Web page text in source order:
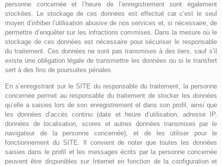
personne concernée et l’heure de l’enregistrement sont également
stockées. Le stockage de ces données est effectué car c’est le seul
moyen d’inhiber l’utilisation abusive de nos services et, si nécessaire, de
permettre d’enquêter sur les infractions commises. Dans la mesure où le
stockage de ces données est nécessaire pour sécuriser le responsable
du traitement. Ces données ne sont pas transmises à des tiers, sauf s’il
existe une obligation légale de transmettre les données ou si le transfert
sert à des fins de poursuites pénales.
En s’enregistrant sur le SITE du responsable du traitement, la personne
concernée permet au responsable du traitement de stocker les données
qu’elle a saisies lors de son enregistrement et dans son profil, ainsi que
les données d’accès continu (date et heure d’utilisation, adresse IP,
données de localisation, scores et autres données transmises par le
navigateur de la personne concernée), et de les utiliser pour le
fonctionnement du SITE. Il convient de noter que toutes les données
saisies dans le profil et les messages écrits par la personne concernée
peuvent être disponibles sur Internet en fonction de la configuration et